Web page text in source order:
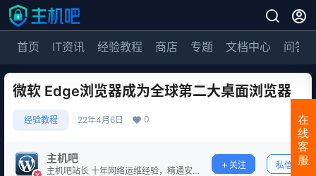
首页 IT资讯 经验教程 商店 专题 文档中心 问答
微软 Edge浏览器成为全球第二大桌面浏览器
经验教程 22年4月6日 0
主机吧
主机吧站长 十年网络运维经验，精通安
关注 私信
在
线
客
服